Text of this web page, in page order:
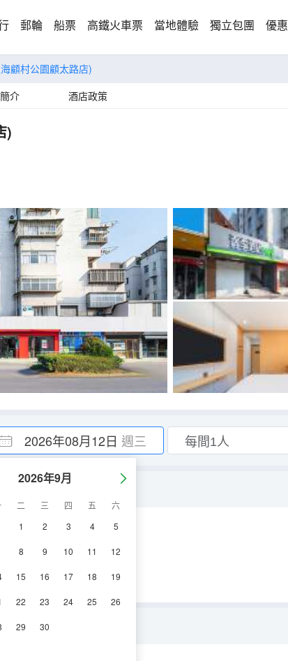
郵輪 船票 高鐵火車票 當地體驗 獨立包團 優惠
顧村公園顧太路店)
介 酒店政策
)
2026年08月12日 週三
2026年9月
二 三 四 五
六
1
2 3 4 5
8 9 10 11 12
15 16 17 18 19
22 23 24 25 26
29 30
空調 電視機